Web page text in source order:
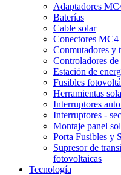
Adaptadores
Baterías
Cable solar
Conectores MC4
Conmutadores y
Controladores de
Estación de
Fusibles
Herramientas
Interruptores
Interruptores -
Montaje panel
Porta Fusibles y
Supresor de
fotovoltaicas
Tecnología